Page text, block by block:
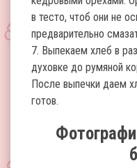
в тесто, чтоб они не
предварительно
7. Выпекаем хлеб в
духовке до румяной
После выпечки даем
готов.